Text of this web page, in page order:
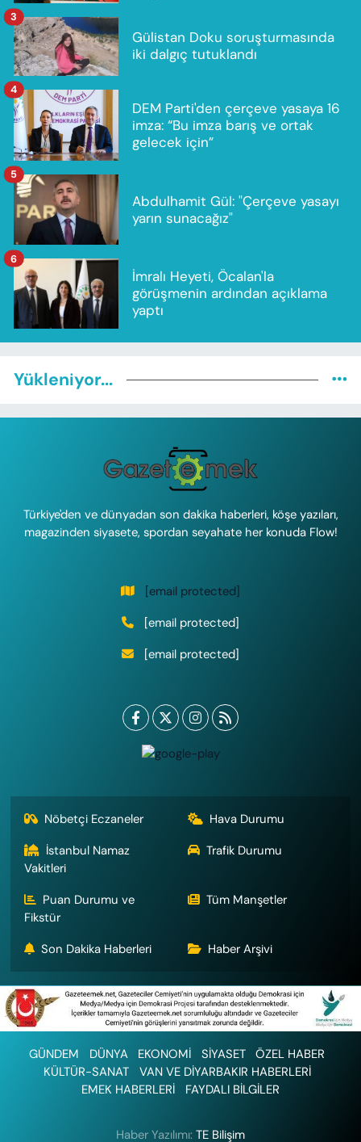
Gülistan Doku soruşturmasında
iki dalgıç tutuklandı
3
DEM Parti'den çerçeve yasaya 16
imza: “Bu imza barış ve ortak
gelecek için”
4
Abdulhamit Gül: "Çerçeve yasayı
yarın sunacağız"
5
İmralı Heyeti, Öcalan'la
görüşmenin ardından açıklama
yaptı
6
Yükleniyor...
Türkiye'den ve dünyadan son dakika haberleri, köşe yazıları,
magazinden siyasete, spordan seyahate her konuda Flow!
[email protected]
[email protected]
[email protected]
Nöbetçi Eczaneler
Hava Durumu
İstanbul Namaz
Vakitleri
Trafik Durumu
Puan Durumu ve
Fikstür
Tüm Manşetler
Son Dakika Haberleri Haber Arşivi
GÜNDEM DÜNYA EKONOMİ SİYASET
ÖZEL HABER
KÜLTÜR-SANAT
VAN VE DİYARBAKIR HABERLERİ
EMEK HABERLERİ
FAYDALI BİLGİLER
Haber Yazılımı: TE Bilişim